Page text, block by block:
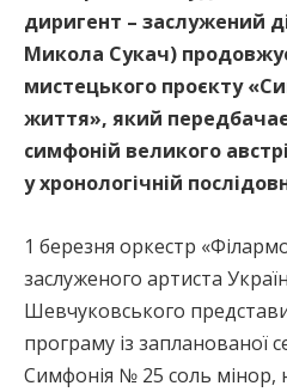
диригент – заслужений
Микола Сукач)
мистецького проєкту
життя», який
симфоній великого
у хронологічній
1 березня оркестр
заслуженого артиста
Шевчуковського
програму із запланованої
Симфонія № 25 соль мінор,